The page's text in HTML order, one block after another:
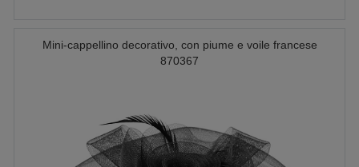
Mini-cappellino decorativo, con piume e voile francese
870367